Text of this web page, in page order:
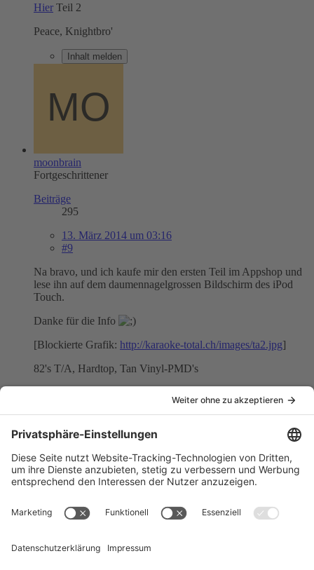
Hier Teil 2
Peace, Knightbro'
Inhalt melden
moonbrain
Fortgeschrittener
Beiträge
295
13. März 2014 um 03:16
#9
Na bravo, und ich kaufe mir den ersten Teil im Appshop und
lese ihn auf dem daumennagelgrossen Bildschirm des iPod
Touch.
Danke für die Info
[Blockierte Grafik: http://karaoke-total.ch/images/ta2.jpg]
82's T/A, Hardtop, Tan Vinyl-PMD's
Fortgeschrittener
391